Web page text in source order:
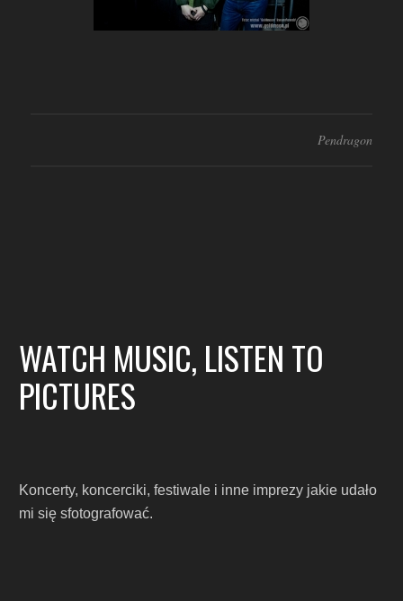
Pendragon
WATCH MUSIC, LISTEN TO
PICTURES
Koncerty, koncerciki, festiwale i inne imprezy jakie udało
mi się sfotografować.